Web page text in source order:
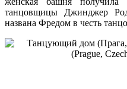
танцовщицы Джинджер
названа Фредом в честь